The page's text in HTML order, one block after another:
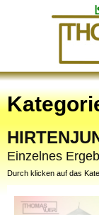
Einzelnes
Durch klicken auf das